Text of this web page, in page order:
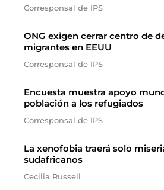
Corresponsal de IPS
ONG exigen cerrar centro de
migrantes en EEUU
Corresponsal de IPS
Encuesta muestra apoyo
población a los refugiados
Corresponsal de IPS
La xenofobia traerá solo
sudafricanos
Cecilia Russell